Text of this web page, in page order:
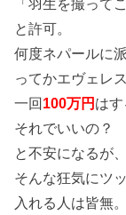
「羽生を撮って
と許可。
何度ネパールに
ってかエヴェレ
一回100万円 は
それでいいの？
と不安になるが、
そんな狂気にツ
入れる人は皆無。